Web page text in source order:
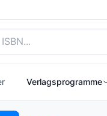
oder ISBN
Verlagsprogramme